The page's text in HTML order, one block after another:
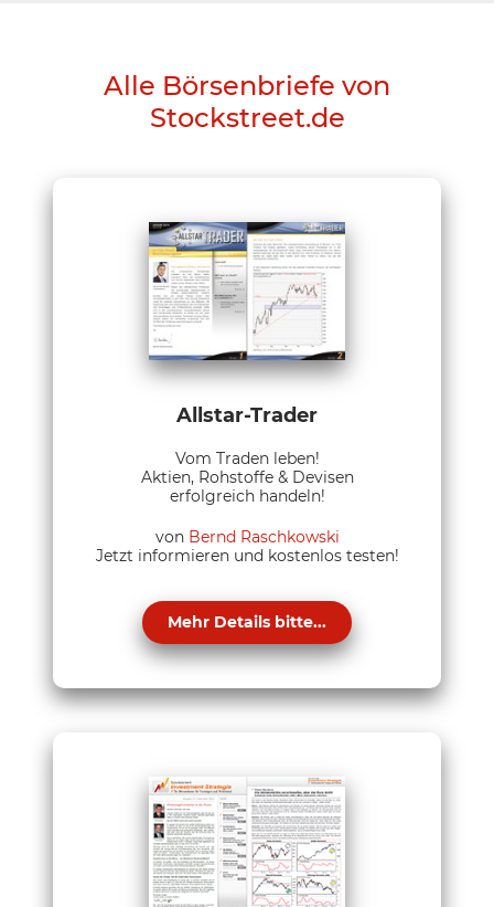
Alle Börsenbriefe von
Stockstreet.de
Allstar-Trader
Vom Traden leben!
Aktien, Rohstoffe & Devisen
erfolgreich handeln!
von Bernd Raschkowski
Jetzt informieren und kostenlos testen!
Mehr Details bitte...